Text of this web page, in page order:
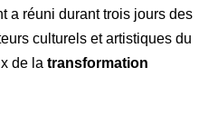
a réuni durant trois jours des
culturels et artistiques du
de la transformation